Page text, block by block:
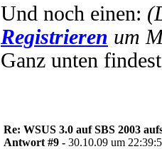
Und noch einen:
Registrieren um
Ganz unten
Re: WSUS 3.0 auf SBS 2003
Antwort #9 - 30.10.09 um